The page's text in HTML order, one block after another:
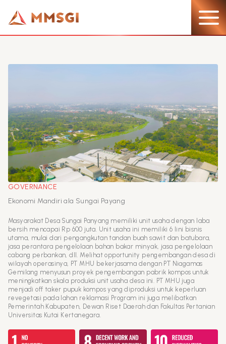
konten
GOVERNANCE
Ekonomi Mandiri ala Sungai Payang
Masyarakat Desa Sungai Panyang memiliki unit usaha dengan laba
bersih mencapai Rp 600 juta. Unit usaha ini memiliki 6 lini bisnis
utama, mulai dari pengangkutan tandan buah sawit dan batubara,
jasa perantara pengelolaan bahan bakar minyak, jasa pengelolaan
cabang perbankan, dll. Melihat opportunity pengembangan desa di
wilayah operasinya, PT MHU bekerjasama dengan PT Niagamas
Gemilang menyusun proyek pengembangan pabrik kompos untuk
meningkatkan skala produksi unit usaha desa ini. PT MHU juga
menjadi off taker pupuk kompos yang diproduksi untuk keperluan
revegetasi pada lahan reklamasi Program ini juga melibatkan
Pemerintah Kabupaten, Dewan Riset Daerah dan Fakultas Pertanian
Universitas Kutai Kertanegara.